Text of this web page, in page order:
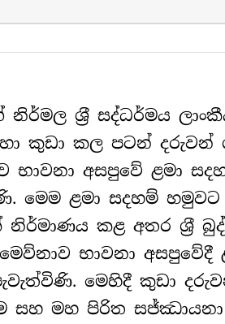
ශ‍්‍රී සද්ධර්මය
කුඩා කල පටන්
අසපුවේ ළමා
මෙම ළමා සදහම්
කළ අතර ශ‍්‍රී
භාවනා අසපුවේදී
මෙහිදී කුඩා
සහ මහ පිරිත